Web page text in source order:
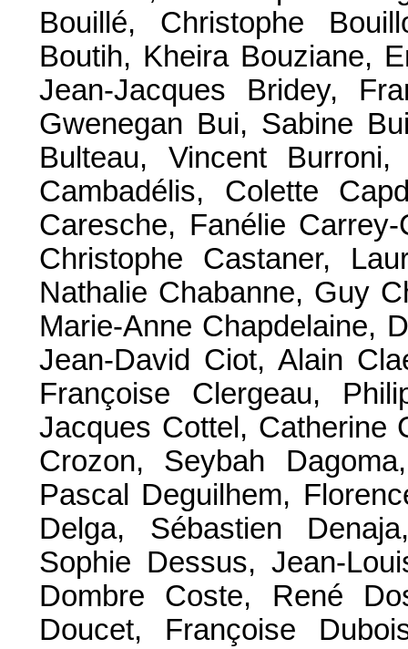
Bouillé, Christophe
Boutih, Kheira Bouziane,
Jean-Jacques Bridey,
Gwenegan Bui, Sabine
Bulteau, Vincent Burroni,
Cambadélis, Colette
Caresche, Fanélie
Christophe Castaner,
Nathalie Chabanne, Guy
Marie-Anne Chapdelaine,
Jean-David Ciot, Alain
Françoise Clergeau,
Jacques Cottel, Catherine
Crozon, Seybah
Pascal Deguilhem,
Delga, Sébastien
Sophie Dessus, Jean-
Dombre Coste, René
Doucet, Françoise